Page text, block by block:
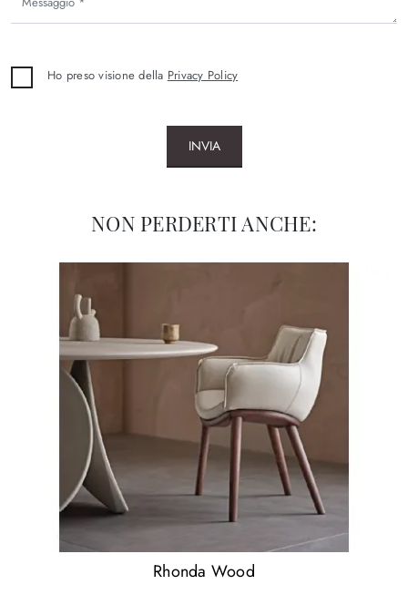
Ho preso visione della Privacy Policy
INVIA
NON PERDERTI ANCHE:
Rhonda Wood